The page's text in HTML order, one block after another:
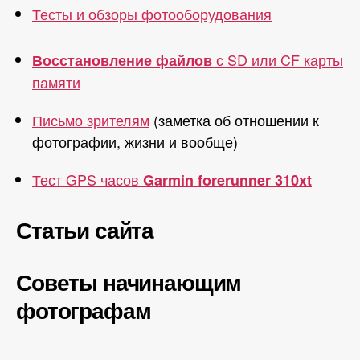
Тесты и обзоры фотооборудования
Восстановление файловс SD или CF карты
памяти
Письмо зрителям (заметка об отношении к
фотографии, жизни и вообще)
Тест GPS часов Garmin forerunner 310xt
Статьи сайта
Советы начинающим
фотографам